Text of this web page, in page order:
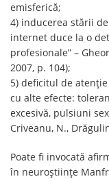
emisferică;
4) inducerea stării
internet duce la o
profesionale” –
2007, p. 104);
5) deficitul de
cu alte efecte:
excesivă, pulsiuni
Criveanu, N.,
Poate fi invocată
în neuroștiințe